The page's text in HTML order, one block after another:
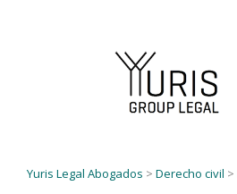
Yuris Legal Abogados > Derecho civil >